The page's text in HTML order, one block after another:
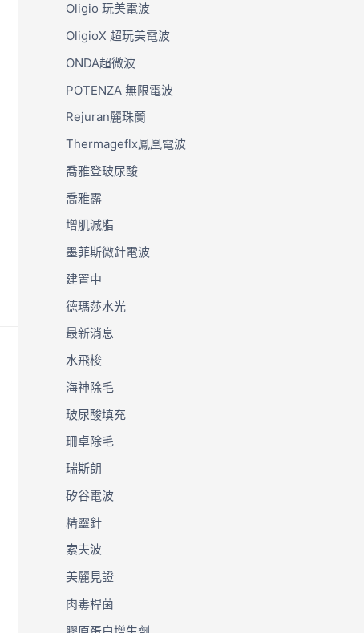
Oligio 玩美電波
OligioX 超玩美電波
ONDA超微波
POTENZA 無限電波
Rejuran麗珠蘭
Thermageflx鳳凰電波
喬雅登玻尿酸
喬雅露
增肌減脂
墨菲斯微針電波
建置中
德瑪莎水光
最新消息
水飛梭
海神除毛
玻尿酸填充
珊卓除毛
瑞斯朗
矽谷電波
精靈針
索夫波
美麗見證
肉毒桿菌